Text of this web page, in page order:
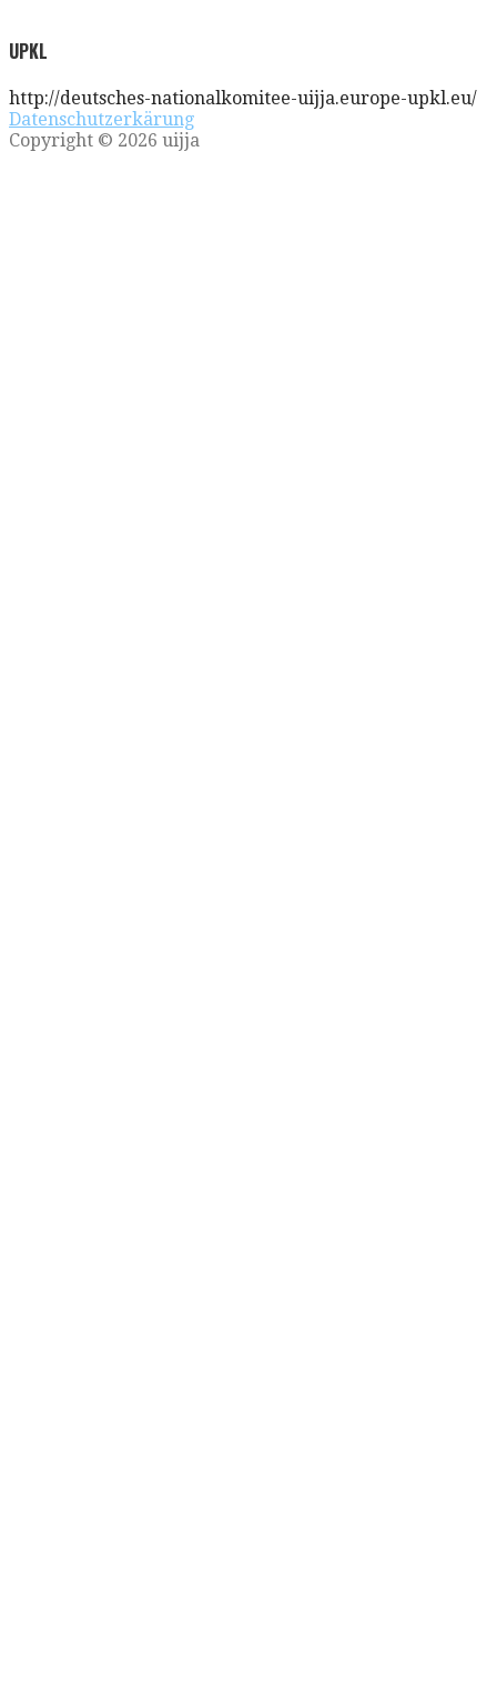
UPKL
http://deutsches-nationalkomitee-uijja.europe-upkl.eu/
Datenschutzerkärung
Copyright © 2026 uijja